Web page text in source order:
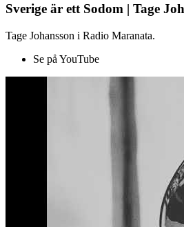
Sverige är ett Sodom | Tage
Tage Johansson i Radio Maranata.
Se på YouTube